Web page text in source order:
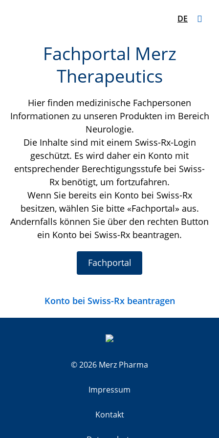
DE
Fachportal Merz
Therapeutics
Hier finden medizinische Fachpersonen
Informationen zu unseren Produkten im Bereich
Neurologie.
Die Inhalte sind mit einem Swiss-Rx-Login
geschützt. Es wird daher ein Konto mit
entsprechender Berechtigungsstufe bei Swiss-
Rx benötigt, um fortzufahren.
Wenn Sie bereits ein Konto bei Swiss-Rx
besitzen, wählen Sie bitte «Fachportal» aus.
Andernfalls können Sie über den rechten Button
ein Konto bei Swiss-Rx beantragen.
Fachportal
Konto bei Swiss-Rx beantragen
© 2026 Merz Pharma
Impressum
Kontakt